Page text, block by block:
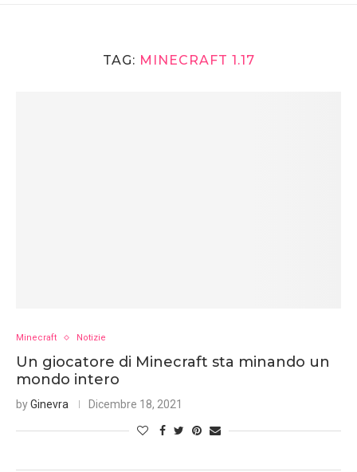
TAG: MINECRAFT 1.17
Minecraft Notizie
Un giocatore di Minecraft sta minando un
mondo intero
byGinevra Dicembre 18, 2021